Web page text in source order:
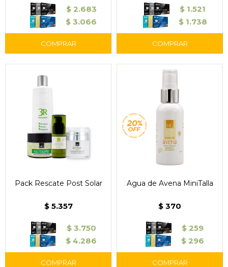
$ 2.683
$ 3.066
$ 1.521
$ 1.738
Pack Rescate Post Solar
$ 5.357
$ 3.750
$ 4.286
Agua de Avena MiniTalla
$ 370
$ 259
$ 296